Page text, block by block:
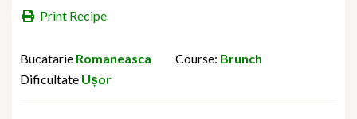
Print Recipe
Bucatarie Romaneasca Course: Brunch
Dificultate Ușor